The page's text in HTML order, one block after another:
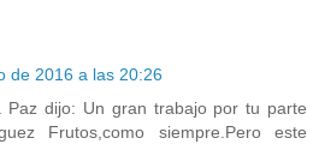
de 2016 a las 20:26
Paz dijo: Un gran trabajo por tu parte
Frutos,como siempre.Pero este